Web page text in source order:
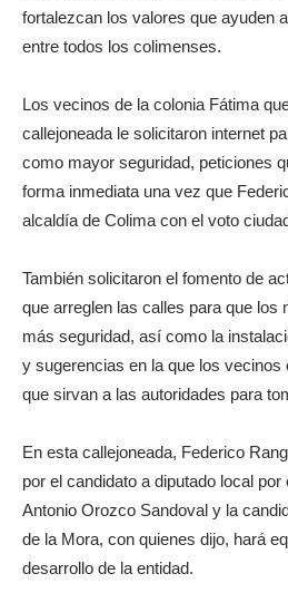
fortalezcan los valores que ayuden
entre todos los colimenses.
Los vecinos de la colonia Fátima
callejoneada le solicitaron internet
como mayor seguridad, peticiones
forma inmediata una vez que
alcaldía de Colima con el voto
También solicitaron el fomento de
que arreglen las calles para que los
más seguridad, así como la
y sugerencias en la que los
que sirvan a las autoridades para
En esta callejoneada, Federico
por el candidato a diputado local
Antonio Orozco Sandoval y la
de la Mora, con quienes dijo, hará
desarrollo de la entidad.